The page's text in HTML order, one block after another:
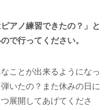
アノ練習できたの？」と
で行ってください。
ことが出来るようになっ
いたの？また休みの日に
展開してあげてくださ